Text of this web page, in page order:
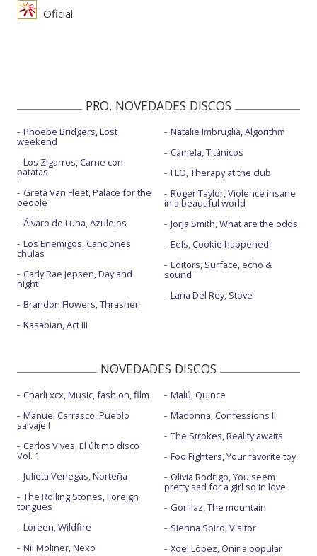
Oficial
PRO. NOVEDADES DISCOS
Phoebe Bridgers, Lost
weekend
Los Zigarros, Carne con
patatas
Greta Van Fleet, Palace for the
people
Álvaro de Luna, Azulejos
Los Enemigos, Canciones
chulas
Carly Rae Jepsen, Day and
night
Brandon Flowers, Thrasher
Kasabian, Act III
Natalie Imbruglia, Algorithm
Camela, Titánicos
FLO, Therapy at the club
Roger Taylor, Violence insane
in a beautiful world
Jorja Smith, What are the odds
Eels, Cookie happened
Editors, Surface, echo &
sound
Lana Del Rey, Stove
NOVEDADES DISCOS
Charli xcx, Music, fashion, film
Manuel Carrasco, Pueblo
salvaje I
Carlos Vives, El último disco
Vol. 1
Julieta Venegas, Norteña
The Rolling Stones, Foreign
tongues
Loreen, Wildfire
Nil Moliner, Nexo
Malú, Quince
Madonna, Confessions II
The Strokes, Reality awaits
Foo Fighters, Your favorite toy
Olivia Rodrigo, You seem
pretty sad for a girl so in love
Gorillaz, The mountain
Sienna Spiro, Visitor
Xoel López, Oniria popular